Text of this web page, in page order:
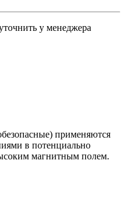
у менеджера
применяются
в потенциально
магнитным полем.